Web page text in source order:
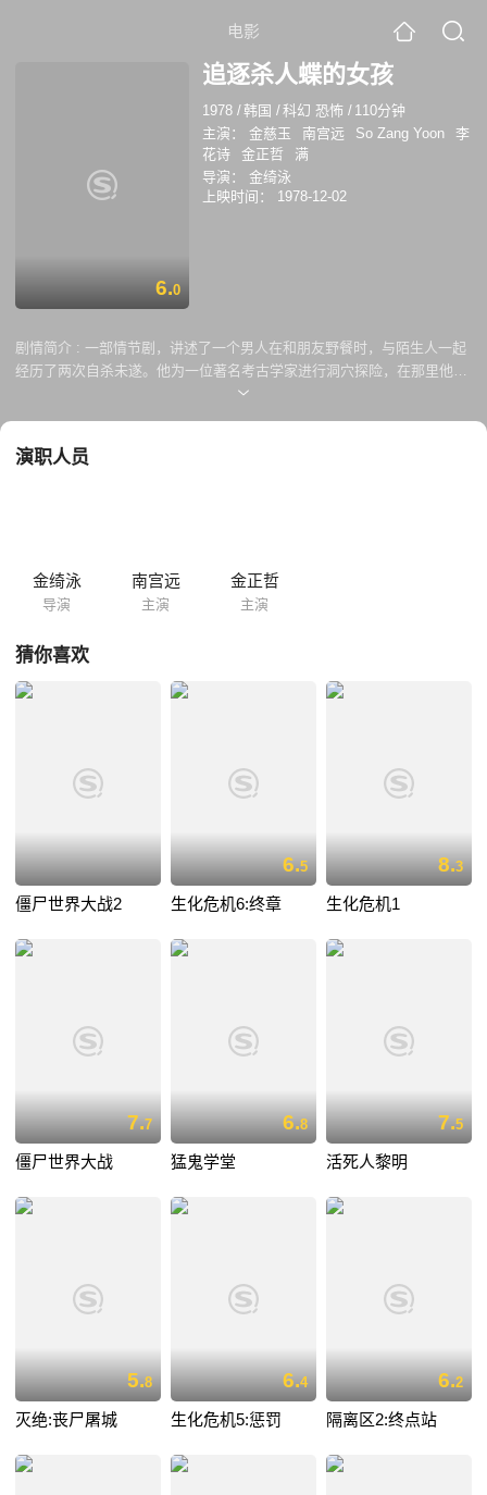
电影
6.0
追逐杀人蝶的女孩
1978 /韩国 /科幻 恐怖 / 110分钟
主演：
金慈玉 南宫远 So Zang Yoon
李
花诗
金正哲
满
导演：
金绮泳
上映时间：
1978-12-02
剧情简介 : 一部情节剧，讲述了一个男人在和朋友野餐时，与陌生人一起
经历了两次自杀未遂。他为一位著名考古学家进行洞穴探险，在那里他发
现了一具几千年前的骨骼。他在梦中遇到了骷髅的灵魂，然后和考古学家
演职人员
金绮泳
导演
南宫远
主演
金正哲
主演
猜你喜欢
僵尸世界大战2
6.5
生化危机6:终章
8.3
生化危机1
7.7
僵尸世界大战
6.8
猛鬼学堂
7.5
活死人黎明
5.8
灭绝:丧尸屠城
6.4
生化危机5:惩罚
6.2
隔离区2:终点站